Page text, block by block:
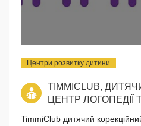
Центри розвитку дитини
TIMMICLUB,
ЦЕНТР ЛОГОПЕДІЇ
TimmiClub дитячий